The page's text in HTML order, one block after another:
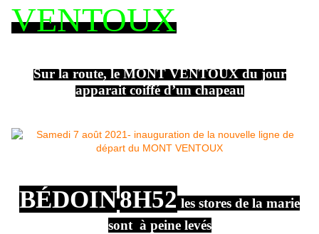
VENTOUX
Sur la route, le MONT VENTOUX du jour
apparait coiffé d’un chapeau
BÉDOIN8H52 les stores de la marie
sont à peine levés